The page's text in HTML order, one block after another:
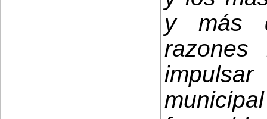
y más
razones